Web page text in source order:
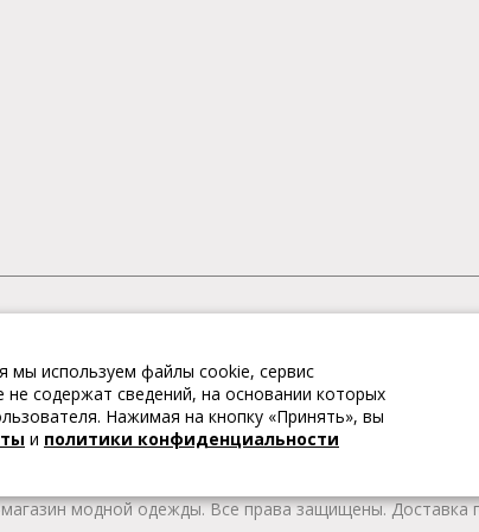
модной женской, мужской, детской одежды и
товары из Европы по привлекательным
В каталоге представлена модная одежда различных
женской и мужской обуви на любой сезон. Весь
модной одежды. Все права защищены. Доставка
мы используем файлы cookie, сервис
содержат сведений, на основании которых
Нажимая на кнопку «Принять», вы
и политики конфиденциальности